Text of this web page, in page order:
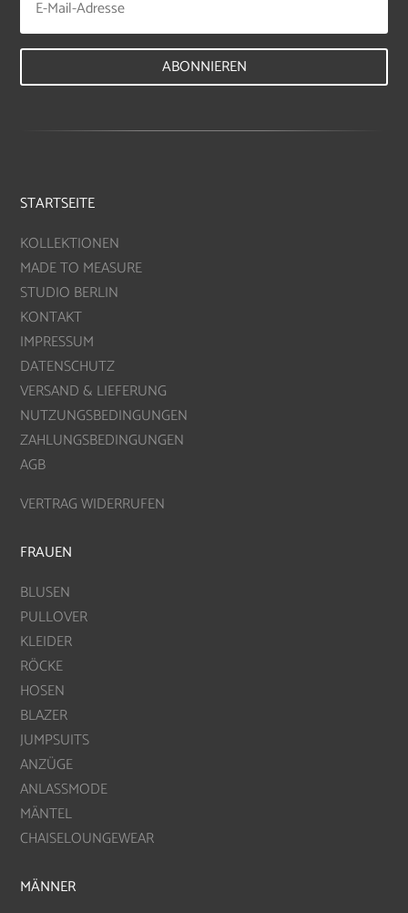
ABONNIEREN
STARTSEITE
KOLLEKTIONEN
MADE TO MEASURE
STUDIO BERLIN
KONTAKT
IMPRESSUM
DATENSCHUTZ
VERSAND & LIEFERUNG
NUTZUNGSBEDINGUNGEN
ZAHLUNGSBEDINGUNGEN
AGB
VERTRAG WIDERRUFEN
FRAUEN
BLUSEN
PULLOVER
KLEIDER
RÖCKE
HOSEN
BLAZER
JUMPSUITS
ANZÜGE
ANLASSMODE
MÄNTEL
CHAISELOUNGEWEAR
MÄNNER